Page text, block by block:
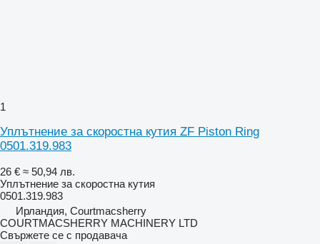
1
Уплътнение за скоростна кутия ZF Piston Ring
0501.319.983
26 € ≈ 50,94 лв.
Уплътнение за скоростна кутия
0501.319.983
Ирландия, Courtmacsherry
COURTMACSHERRY MACHINERY LTD
Свържете се с продавача